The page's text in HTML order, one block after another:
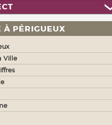
À PÉRIGUEUX
Ville